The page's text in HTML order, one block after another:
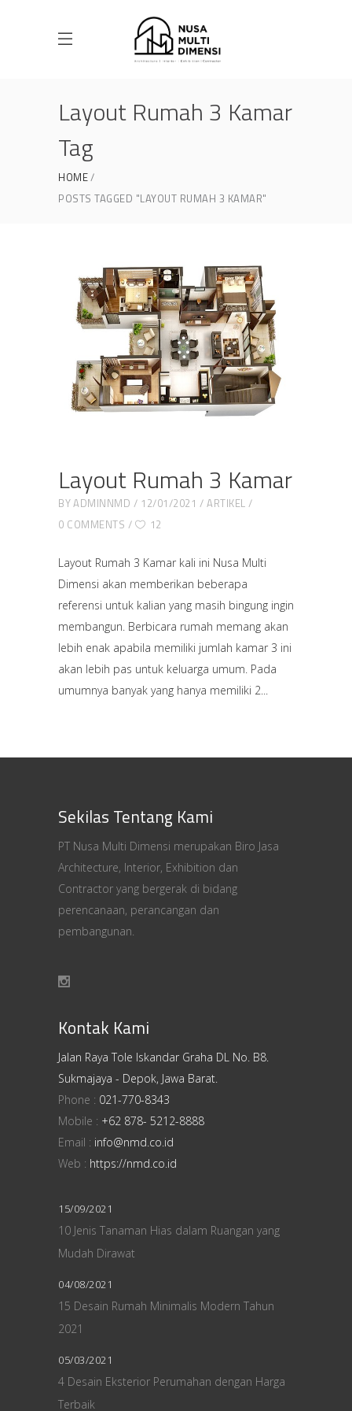
Layout Rumah 3 Kamar
Tag
HOME
POSTS TAGGED "LAYOUT RUMAH 3 KAMAR"
Layout Rumah 3 Kamar
BYADMINNMD 12/01/2021
ARTIKEL
0 COMMENTS
12
Layout Rumah 3 Kamar kali ini Nusa Multi
Dimensi akan memberikan beberapa
referensi untuk kalian yang masih bingung ingin
membangun. Berbicara rumah memang akan
lebih enak apabila memiliki jumlah kamar 3 ini
akan lebih pas untuk keluarga umum. Pada
umumnya banyak yang hanya memiliki 2
Sekilas Tentang Kami
PT Nusa Multi Dimensi merupakan Biro Jasa
Architecture, Interior, Exhibition dan
Contractor yang bergerak di bidang
perencanaan, perancangan dan
pembangunan.
Kontak Kami
Jalan Raya Tole Iskandar Graha DL No. B8.
Sukmajaya - Depok, Jawa Barat.
Phone : 021-770-8343
Mobile : +62 878- 5212-8888
Email : info@nmd.co.id
Web : https://nmd.co.id
15/09/2021
10 Jenis Tanaman Hias dalam Ruangan yang
Mudah Dirawat
04/08/2021
15 Desain Rumah Minimalis Modern Tahun
2021
05/03/2021
4 Desain Eksterior Perumahan dengan Harga
Terbaik